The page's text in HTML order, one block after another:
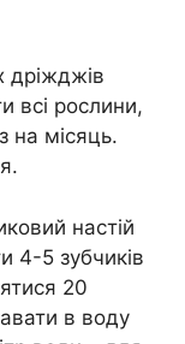
дріжджів
всі рослини,
на місяць.
настій
4-5 зубчиків
20
в воду